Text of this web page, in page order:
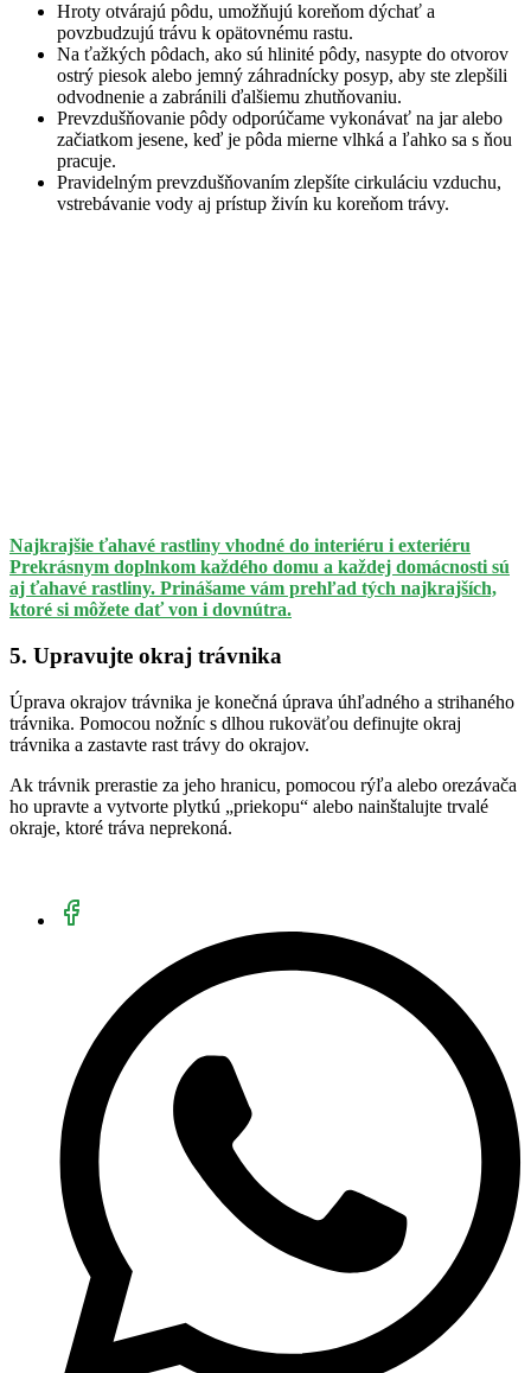
Hroty otvárajú pôdu, umožňujú koreňom dýchať a
povzbudzujú trávu k opätovnému rastu.
Na ťažkých pôdach, ako sú hlinité pôdy, nasypte do otvorov
ostrý piesok alebo jemný záhradnícky posyp, aby ste zlepšili
odvodnenie a zabránili ďalšiemu zhutňovaniu.
Prevzdušňovanie pôdy odporúčame vykonávať na jar alebo
začiatkom jesene, keď je pôda mierne vlhká a ľahko sa s ňou
pracuje.
Pravidelným prevzdušňovaním zlepšíte cirkuláciu vzduchu,
vstrebávanie vody aj prístup živín ku koreňom trávy.
Najkrajšie ťahavé rastliny vhodné do interiéru i exteriéru
Prekrásnym doplnkom každého domu a každej domácnosti sú
aj ťahavé rastliny. Prinášame vám prehľad tých najkrajších,
ktoré si môžete dať von i dovnútra.
5. Upravujte okraj trávnika
Úprava okrajov trávnika je konečná úprava úhľadného a strihaného
trávnika. Pomocou nožníc s dlhou rukoväťou definujte okraj
trávnika a zastavte rast trávy do okrajov.
Ak trávnik prerastie za jeho hranicu, pomocou rýľa alebo orezávača
ho upravte a vytvorte plytkú „priekopu“ alebo nainštalujte trvalé
okraje, ktoré tráva neprekoná.